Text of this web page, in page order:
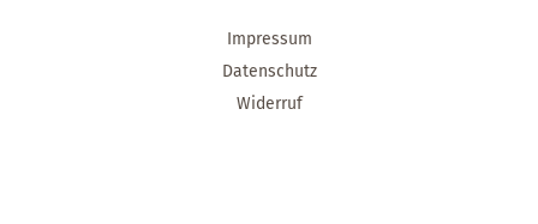
Impressum
Datenschutz
Widerruf